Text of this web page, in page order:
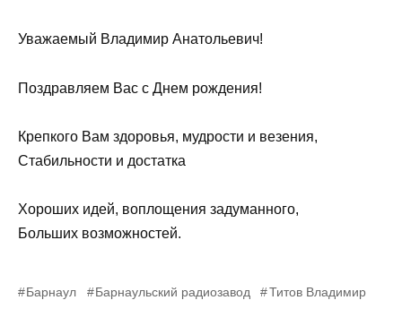
Уважаемый Владимир Анатольевич!
Поздравляем Вас с Днем рождения!
Крепкого Вам здоровья, мудрости и везения,
Стабильности и достатка
Хороших идей, воплощения задуманного,
Больших возможностей.
Барнаул Барнаульский радиозавод Титов Владимир